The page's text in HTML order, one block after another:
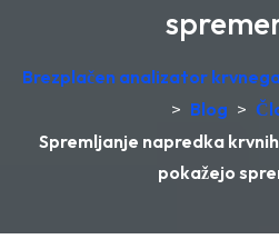
Brezplačen analizator
> Blog >
Spremljanje napredka
pokažejo